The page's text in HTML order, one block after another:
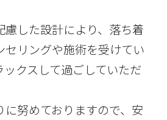
慮した設計により、落ち着
セリングや施術を受けてい
クスして過ごしていただ
に努めておりますので、安